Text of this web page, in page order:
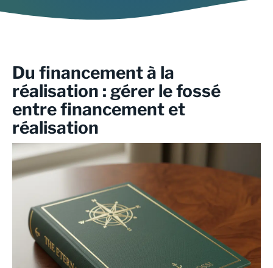
Du financement à la
réalisation : gérer le fossé
entre financement et
réalisation